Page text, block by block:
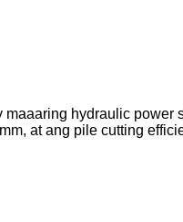
hydraulic power
at ang pile cutting